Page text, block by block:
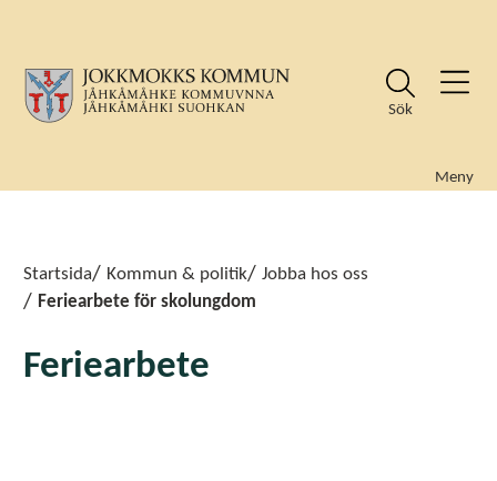
Sök
Meny
Startsida Kommun & politik
Jobba hos oss
Feriearbete för skolungdom
Feriearbete